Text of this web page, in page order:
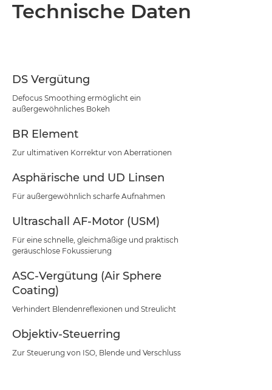
Technische Daten
DS Vergütung
Defocus Smoothing ermöglicht ein
außergewöhnliches Bokeh
BR Element
Zur ultimativen Korrektur von Aberrationen
Asphärische und UD Linsen
Für außergewöhnlich scharfe Aufnahmen
Ultraschall AF-Motor (USM)
Für eine schnelle, gleichmäßige und praktisch
geräuschlose Fokussierung
ASC-Vergütung (Air Sphere
Coating)
Verhindert Blendenreflexionen und Streulicht
Objektiv-Steuerring
Zur Steuerung von ISO, Blende und Verschluss